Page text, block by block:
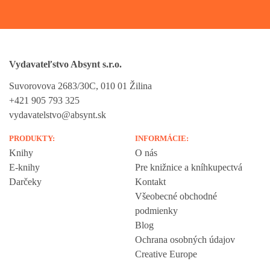
Vydavateľstvo Absynt s.r.o.
Suvorovova 2683/30C, 010 01 Žilina
+421 905 793 325
vydavatelstvo@absynt.sk
PRODUKTY:
Knihy
E-knihy
Darčeky
INFORMÁCIE:
O nás
Pre knižnice a kníhkupectvá
Kontakt
Všeobecné obchodné
podmienky
Blog
Ochrana osobných údajov
Creative Europe